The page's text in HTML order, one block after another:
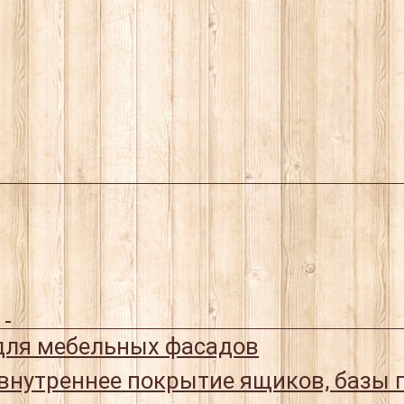
мебельных фасадов
покрытие ящиков, базы